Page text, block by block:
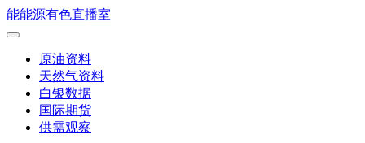
跳
到
能能源有色直播室
打
原油资料
天然气资料
白银数据
国际期货
供需观察